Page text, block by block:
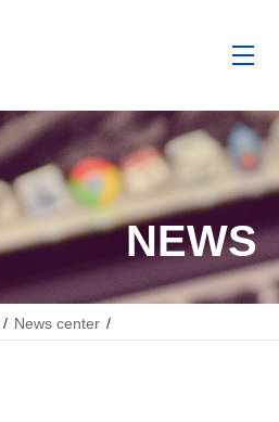
NEWS
/ News center /